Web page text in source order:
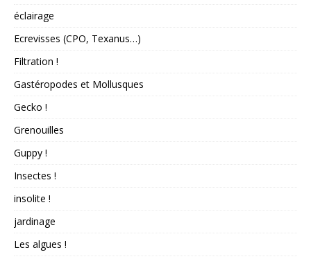
éclairage
Ecrevisses (CPO, Texanus…)
Filtration !
Gastéropodes et Mollusques
Gecko !
Grenouilles
Guppy !
Insectes !
insolite !
jardinage
Les algues !